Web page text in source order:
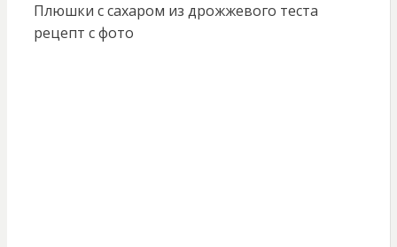
Плюшки с сахаром из дрожжевого теста
рецепт с фото